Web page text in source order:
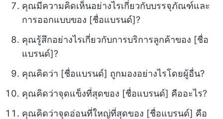
คุณมีความคิดเห็นอย่างไรเกี่ยวกับบรรจุภัณฑ์และ
การออกแบบของ [ชื่อแบรนด์]?
คุณรู้สึกอย่างไรเกี่ยวกับการบริการลูกค้าของ [ชื่อ
แบรนด์]?
คุณคิดว่า [ชื่อแบรนด์] ถูกมองอย่างไรโดยผู้อื่น?
คุณคิดว่าจุดแข็งที่สุดของ [ชื่อแบรนด์] คืออะไร?
คุณคิดว่าจุดอ่อนที่ใหญ่ที่สุดของ [ชื่อแบรนด์] คือ